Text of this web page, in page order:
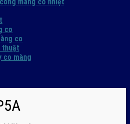
co
co
thuật
co màng